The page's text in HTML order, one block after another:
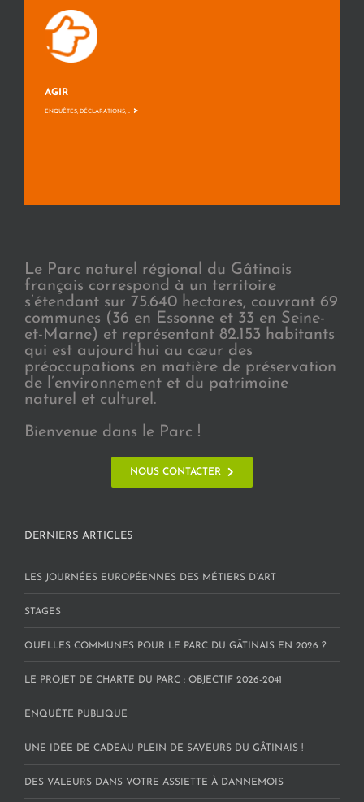
AGIR
ENQUÊTES, DÉCLARATIONS, ... >
Le Parc naturel régional du Gâtinais
français correspond à un territoire
s’étendant sur 75.640 hectares, couvrant 69
communes (36 en Essonne et 33 en Seine-
et-Marne) et représentant 82.153 habitants
qui est aujourd’hui au cœur des
préoccupations en matière de préservation
de l’environnement et du patrimoine
naturel et culturel.
Bienvenue dans le Parc !
NOUS CONTACTER
DERNIERS ARTICLES
LES JOURNÉES EUROPÉENNES DES MÉTIERS D’ART
STAGES
QUELLES COMMUNES POUR LE PARC DU GÂTINAIS EN 2026 ?
LE PROJET DE CHARTE DU PARC : OBJECTIF 2026-2041
ENQUÊTE PUBLIQUE
UNE IDÉE DE CADEAU PLEIN DE SAVEURS DU GÂTINAIS !
DES VALEURS DANS VOTRE ASSIETTE À DANNEMOIS